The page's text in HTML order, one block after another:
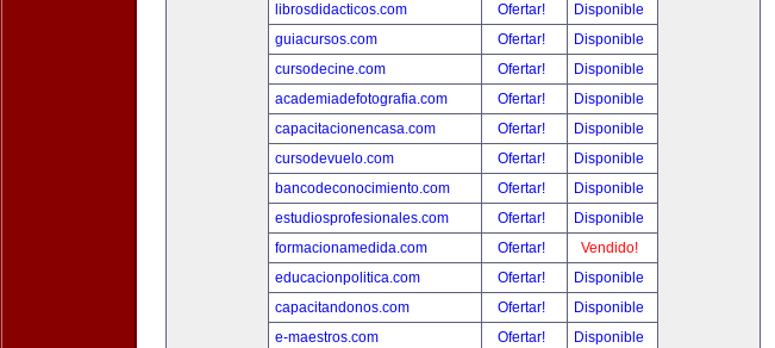
librosdidacticos.com
Ofertar!
Disponible
guiacursos.com
Ofertar!
Disponible
cursodecine.com
Ofertar!
Disponible
academiadefotografia.com
Ofertar!
Disponible
capacitacionencasa.com
Ofertar!
Disponible
cursodevuelo.com
Ofertar!
Disponible
bancodeconocimiento.com
Ofertar!
Disponible
estudiosprofesionales.com
Ofertar!
Disponible
formacionamedida.com
Ofertar!
Vendido!
educacionpolitica.com
Ofertar!
Disponible
capacitandonos.com
Ofertar!
Disponible
e-maestros.com
Ofertar!
Disponible